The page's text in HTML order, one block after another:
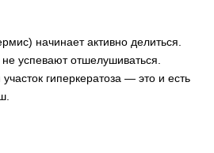
начинает активно делиться.
успевают отшелушиваться.
гиперкератоза — это и есть